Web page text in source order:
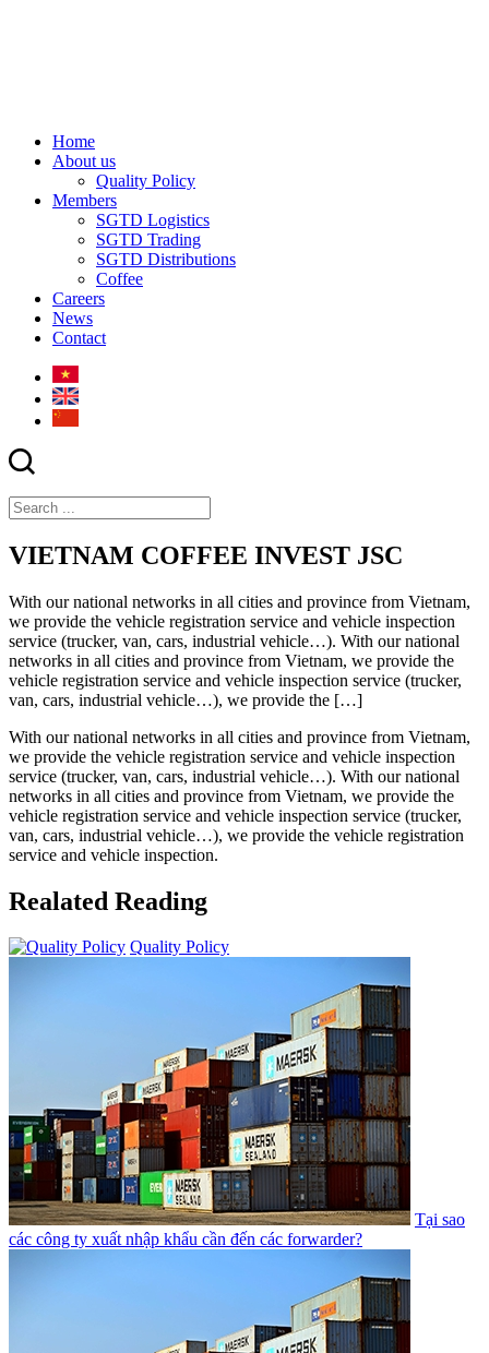
Home
About us
Quality Policy
Members
SGTD Logistics
SGTD Trading
SGTD Distributions
Coffee
Careers
News
Contact
VIETNAM COFFEE INVEST JSC
With our national networks in all cities and province from Vietnam,
we provide the vehicle registration service and vehicle inspection
service (trucker, van, cars, industrial vehicle…). With our national
networks in all cities and province from Vietnam, we provide the
vehicle registration service and vehicle inspection service (trucker,
van, cars, industrial vehicle…), we provide the […]
With our national networks in all cities and province from Vietnam,
we provide the vehicle registration service and vehicle inspection
service (trucker, van, cars, industrial vehicle…). With our national
networks in all cities and province from Vietnam, we provide the
vehicle registration service and vehicle inspection service (trucker,
van, cars, industrial vehicle…), we provide the vehicle registration
service and vehicle inspection.
Realated Reading
Quality Policy
Tại sao
các công ty xuất nhập khẩu cần đến các forwarder?